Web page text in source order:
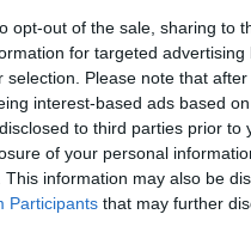
opt-out of the sale, sharing to
for targeted
selection. Please note that
interest-based ads based
to third parties prior
of your personal
This information may also be
Participants that may further
cea mai mare rată
un milion de italieni
are un loc de muncă.